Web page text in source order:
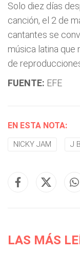
Solo diez días
canción, el 2 de
cantantes se
música latina que
de
FUENTE: EFE
EN ESTA NOTA:
NICKY JAM J
LAS MÁS